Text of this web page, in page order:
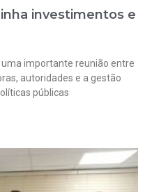
investimentos e
importante reunião entre
autoridades e a gestão
públicas